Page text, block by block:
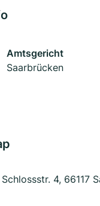
Amtsgericht
Saarbrücken
Schlossstr. 4, 66117